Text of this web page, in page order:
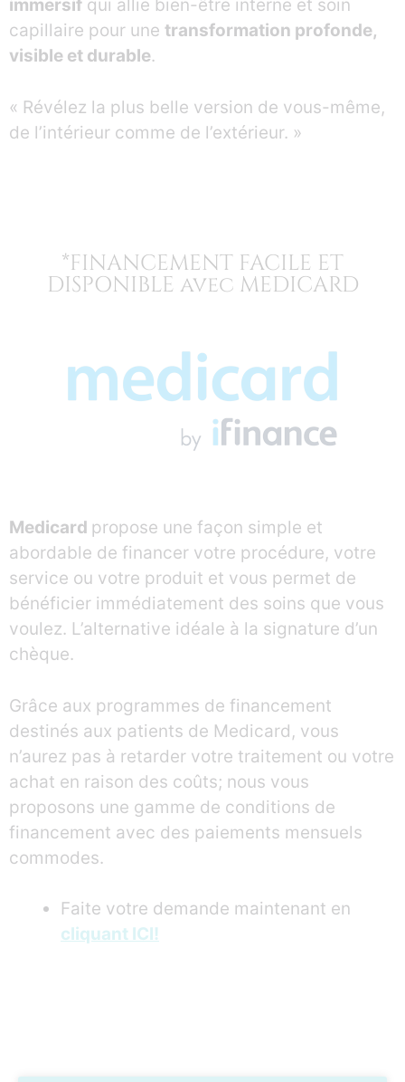
immersif qui allie bien-être interne et soin
capillaire pour une transformation profonde,
visible et durable.
« Révélez la plus belle version de vous-même,
de l’intérieur comme de l’extérieur. »
*FINANCEMENT FACILE ET
DISPONIBLE avec MEDICARD
Medicard propose une façon simple et
abordable de financer votre procédure, votre
service ou votre produit et vous permet de
bénéficier immédiatement des soins que vous
voulez. L’alternative idéale à la signature d’un
chèque.
Grâce aux programmes de financement
destinés aux patients de Medicard, vous
n’aurez pas à retarder votre traitement ou votre
achat en raison des coûts; nous vous
proposons une gamme de conditions de
financement avec des paiements mensuels
commodes.
Faite votre demande maintenant en
cliquant ICI!